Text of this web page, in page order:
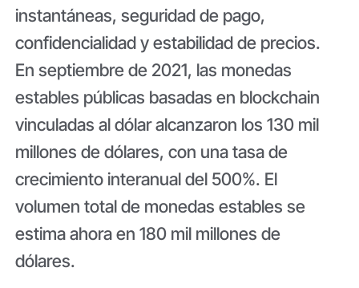
instantáneas, seguridad de pago,
confidencialidad y estabilidad de precios.
En septiembre de 2021, las monedas
estables públicas basadas en blockchain
vinculadas al dólar alcanzaron los 130 mil
millones de dólares, con una tasa de
crecimiento interanual del 500%. El
volumen total de monedas estables se
estima ahora en 180 mil millones de
dólares.